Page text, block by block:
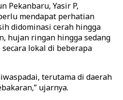
Pekanbaru, Yasir P,
mendapat perhatian
didominasi cerah hingga
hujan ringan hingga sedang
lokal di beberapa
terutama di daerah
ujarnya.